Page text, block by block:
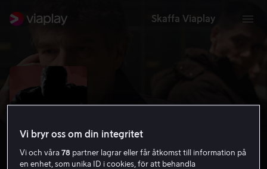
Skaffa Viaplay
Vi bryr oss om din integritet
Vi och våra78 partner lagrar eller får åtkomst till information på
en enhet, som unika ID i cookies, för att behandla